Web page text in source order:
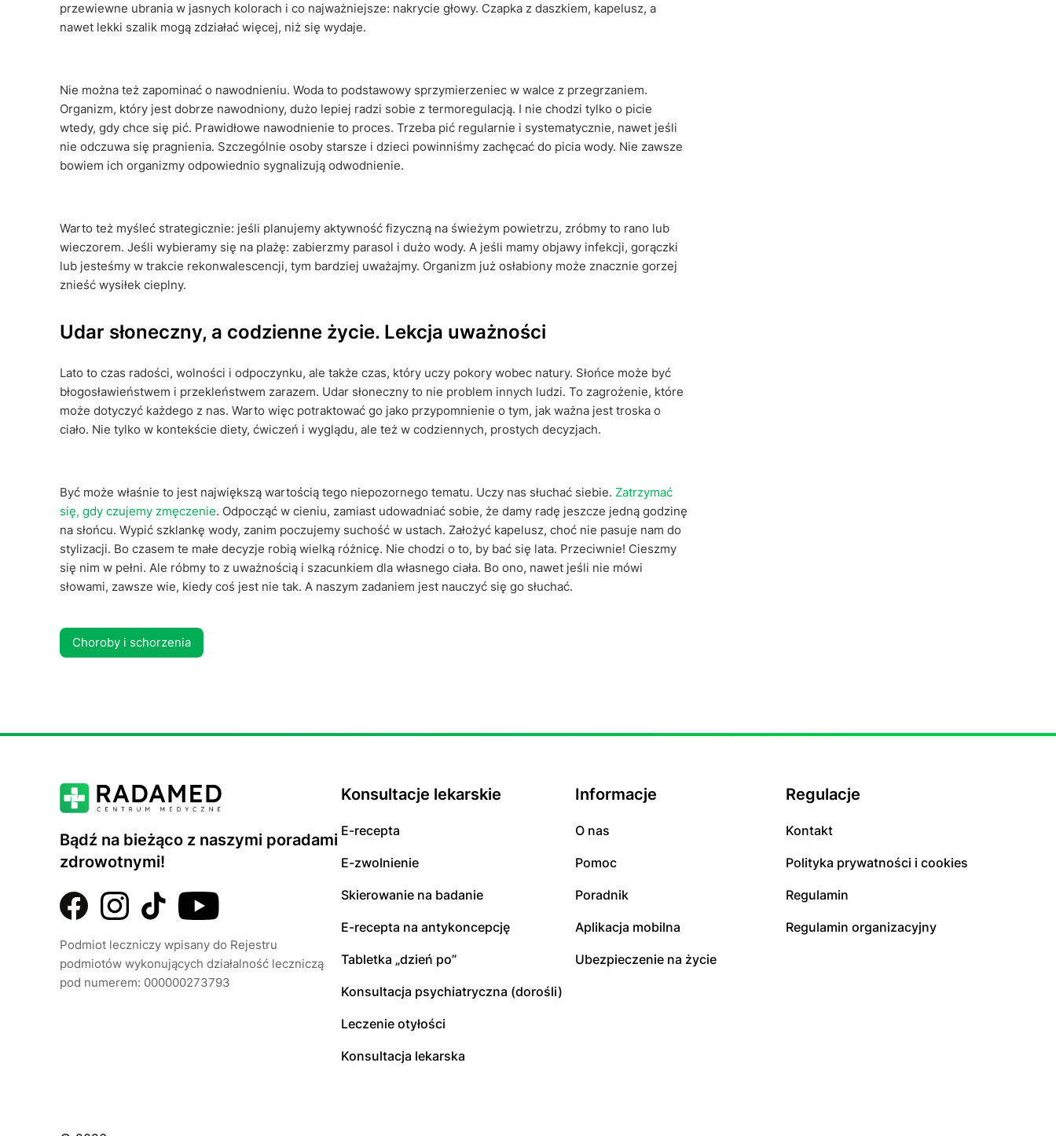
przewiewne ubrania w jasnych kolorach i co najważniejsze: nakrycie głowy. Czapka z daszkiem, kapelusz, a
nawet lekki szalik mogą zdziałać więcej, niż się wydaje.
Nie można też zapominać o nawodnieniu. Woda to podstawowy sprzymierzeniec w walce z przegrzaniem.
Organizm, który jest dobrze nawodniony, dużo lepiej radzi sobie z termoregulacją. I nie chodzi tylko o picie
wtedy, gdy chce się pić. Prawidłowe nawodnienie to proces. Trzeba pić regularnie i systematycznie, nawet jeśli
nie odczuwa się pragnienia. Szczególnie osoby starsze i dzieci powinniśmy zachęcać do picia wody. Nie zawsze
bowiem ich organizmy odpowiednio sygnalizują odwodnienie.
Warto też myśleć strategicznie: jeśli planujemy aktywność fizyczną na świeżym powietrzu, zróbmy to rano lub
wieczorem. Jeśli wybieramy się na plażę: zabierzmy parasol i dużo wody. A jeśli mamy objawy infekcji, gorączki
lub jesteśmy w trakcie rekonwalescencji, tym bardziej uważajmy. Organizm już osłabiony może znacznie gorzej
znieść wysiłek cieplny.
Udar słoneczny, a codzienne życie. Lekcja uważności
Lato to czas radości, wolności i odpoczynku, ale także czas, który uczy pokory wobec natury. Słońce może być
błogosławieństwem i przekleństwem zarazem. Udar słoneczny to nie problem innych ludzi. To zagrożenie, które
może dotyczyć każdego z nas. Warto więc potraktować go jako przypomnienie o tym, jak ważna jest troska o
ciało. Nie tylko w kontekście diety, ćwiczeń i wyglądu, ale też w codziennych, prostych decyzjach.
Być może właśnie to jest największą wartością tego niepozornego tematu. Uczy nas słuchać siebie. Zatrzymać
się, gdy czujemy zmęczenie. Odpocząć w cieniu, zamiast udowadniać sobie, że damy radę jeszcze jedną godzinę
na słońcu. Wypić szklankę wody, zanim poczujemy suchość w ustach. Założyć kapelusz, choć nie pasuje nam do
stylizacji. Bo czasem te małe decyzje robią wielką różnicę. Nie chodzi o to, by bać się lata. Przeciwnie! Cieszmy
się nim w pełni. Ale róbmy to z uważnością i szacunkiem dla własnego ciała. Bo ono, nawet jeśli nie mówi
słowami, zawsze wie, kiedy coś jest nie tak. A naszym zadaniem jest nauczyć się go słuchać.
Choroby i schorzenia
Bądź na bieżąco z naszymi poradami
zdrowotnymi!
Podmiot leczniczy wpisany do Rejestru
podmiotów wykonujących działalność leczniczą
pod numerem: 000000273793
Konsultacje lekarskie
E-recepta
E-zwolnienie
Skierowanie na badanie
E-recepta na antykoncepcję
Tabletka „dzień po”
Konsultacja psychiatryczna (dorośli)
Leczenie otyłości
Konsultacja lekarska
Informacje
O nas
Pomoc
Poradnik
Aplikacja mobilna
Ubezpieczenie na życie
Regulacje
Kontakt
Polityka prywatności i cookies
Regulamin
Regulamin organizacyjny